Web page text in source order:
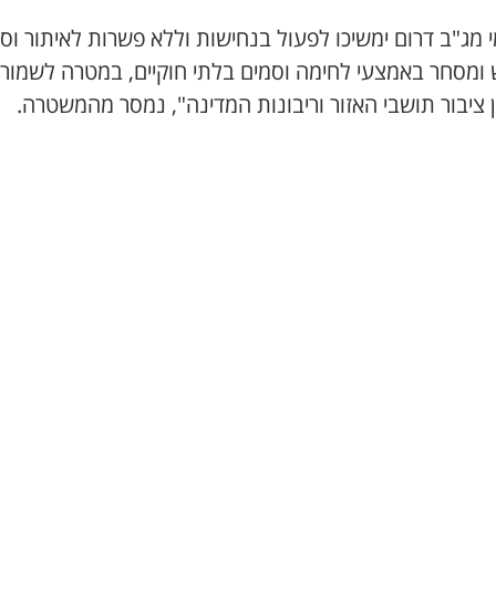
מג"ב דרום ימשיכו לפעול בנחישות וללא פשרות לאיתור
ומסחר באמצעי לחימה וסמים בלתי חוקיים, במטרה
ציבור תושבי האזור וריבונות המדינה", נמסר מהמשטרה.